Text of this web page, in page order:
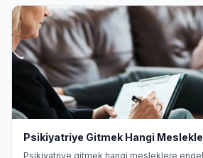
Psikiyatriye Gitmek Hangi
Psikiyatriye gitmek hangi mesleklere